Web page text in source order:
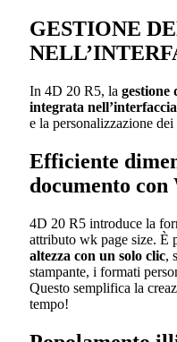
GESTIONE
In 4D 20 R5, la gestione
integrata
e la personalizzazione
Efficiente
documento con
4D 20 R5 introduce la
attributo wk page size. È
altezza con un solo clic,
stampante, i formati
Questo semplifica la
tempo!